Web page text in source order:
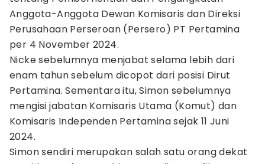
Anggota-Anggota Dewan Komisaris dan Direksi
Perusahaan Perseroan (Persero) PT Pertamina
per 4 November 2024.
Nicke sebelumnya menjabat selama lebih dari
enam tahun sebelum dicopot dari posisi Dirut
Pertamina. Sementara itu, Simon sebelumnya
mengisi jabatan Komisaris Utama (Komut) dan
Komisaris Independen Pertamina sejak 11 Juni
2024.
Simon sendiri merupakan salah satu orang dekat